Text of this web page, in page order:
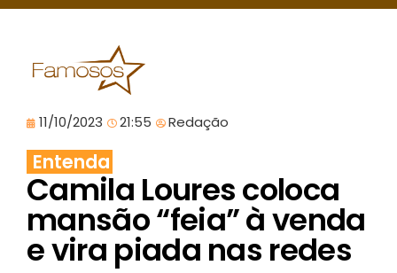
11/10/2023 21:55 Redação
Entenda
Camila Loures coloca
mansão “feia” à venda
e vira piada nas redes